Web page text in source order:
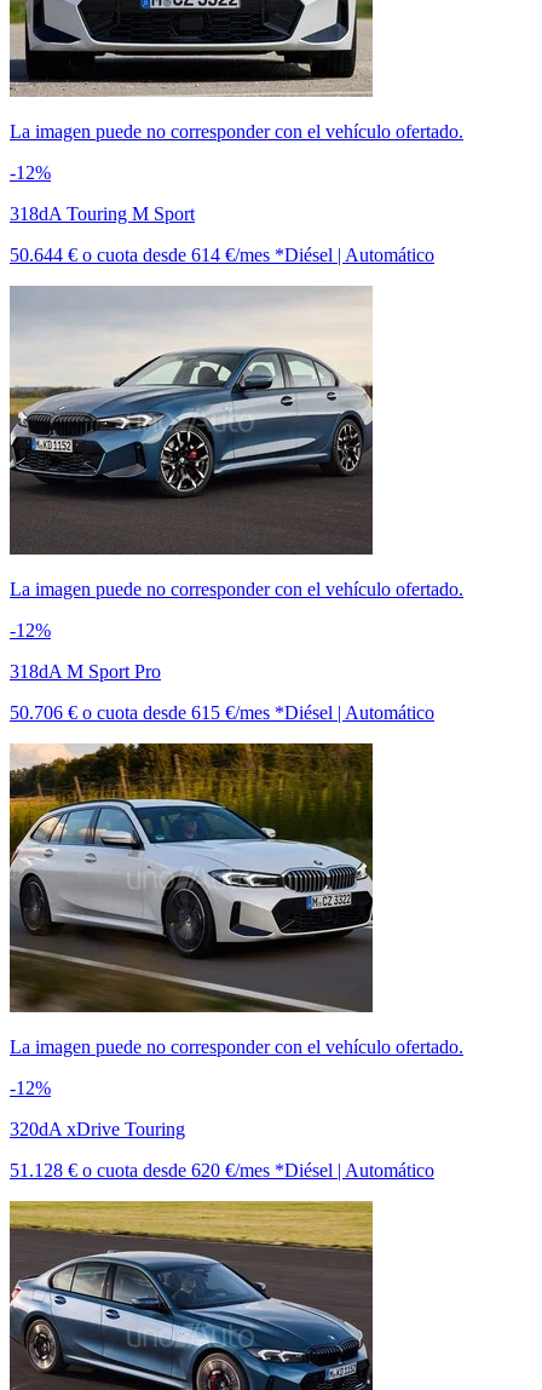
La imagen puede no corresponder con el vehículo ofertado.
-12%
318dA Touring M Sport
50.644 € o cuota desde 614 €/mes *Diésel | Automático
La imagen puede no corresponder con el vehículo ofertado.
-12%
318dA M Sport Pro
50.706 € o cuota desde 615 €/mes *Diésel | Automático
La imagen puede no corresponder con el vehículo ofertado.
-12%
320dA xDrive Touring
51.128 € o cuota desde 620 €/mes *Diésel | Automático